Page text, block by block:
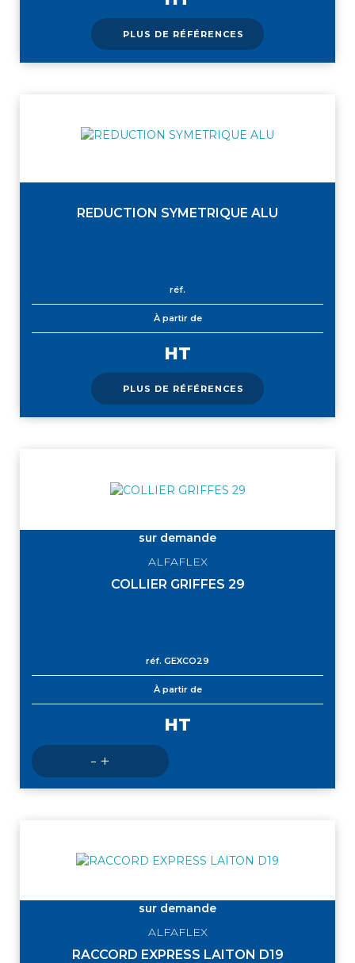
PLUS DE RÉFÉRENCES
REDUCTION SYMETRIQUE ALU
réf.
À partir de
HT
PLUS DE RÉFÉRENCES
sur demande
ALFAFLEX
COLLIER GRIFFES 29
réf. GEXCO29
À partir de
HT
- Nombre
produits
+
sur demande
ALFAFLEX
RACCORD EXPRESS LAITON D19